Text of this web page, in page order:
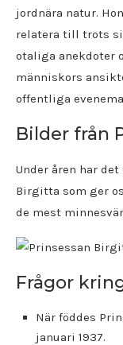
jordnära natur.
relatera till trots
otaliga anekdoter
människors
offentliga
Bilder från
Under åren har
Birgitta som ger
de mest
Frågor
När föddes
januari 1937.